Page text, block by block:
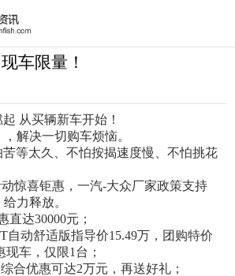
车限量！
从买辆新车开始！
解决一切购车烦恼。
等太久、不怕按揭速度慢、不怕挑花
惊喜钜惠，一汽-大众厂家政策支持
力释放。
直达30000元；
自动舒适版指导价15.49万，团购特价
现车，仅限1台；
综合优惠可达2万元，再送好礼；